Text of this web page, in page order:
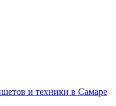
и техники в Самаре